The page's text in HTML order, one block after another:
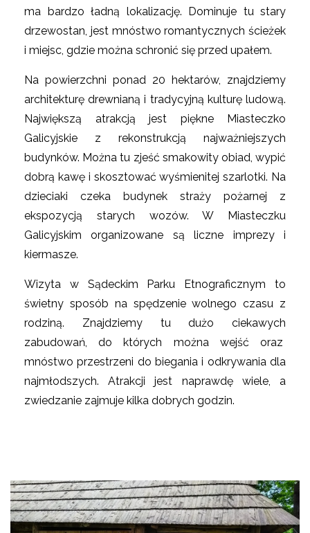
ma bardzo ładną lokalizację. Dominuje tu stary
drzewostan, jest mnóstwo romantycznych ścieżek
i miejsc, gdzie można schronić się przed upałem.
Na powierzchni ponad 20 hektarów, znajdziemy
architekturę drewnianą i tradycyjną kulturę ludową.
Największą atrakcją jest piękne Miasteczko
Galicyjskie z rekonstrukcją najważniejszych
budynków. Można tu zjeść smakowity obiad, wypić
dobrą kawę i skosztować wyśmienitej szarlotki. Na
dzieciaki czeka budynek straży pożarnej z
ekspozycją starych wozów. W Miasteczku
Galicyjskim organizowane są liczne imprezy i
kiermasze.
Wizyta w Sądeckim Parku Etnograficznym to
świetny sposób na spędzenie wolnego czasu z
rodziną. Znajdziemy tu dużo ciekawych
zabudowań, do których można wejść oraz
mnóstwo przestrzeni do biegania i odkrywania dla
najmłodszych. Atrakcji jest naprawdę wiele, a
zwiedzanie zajmuje kilka dobrych godzin.